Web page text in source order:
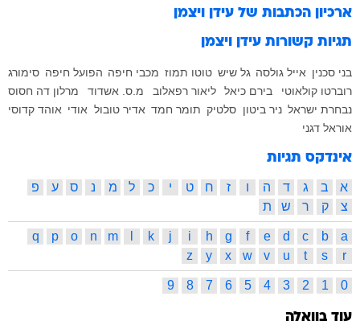
ארכיון הכתבות של עידן ויצמן
תגיות קשורות עידן ויצמן
בני סכנין אייל גולסה גל שיש טוטו תמוז מכבי חיפה הפועל חיפה סימורג
רוברטו קולאוטי
בירם כיאל ליאור רפאלוב מ.ס. אשדוד
מרלון דה חסוס
נבחרת ישראל ניר ביטון סלטיק תומר חמד אדיר טובול אודי אוהד קדוסי
אוראל דגני
אינדקס תגיות
א ב ג ד ה ו ז ח ט י כ ל מ נ ס ע
פ
צ
ק ר ש ת
a
b
c
d
e
f
g
h
i
j
k
m
n
o
p
q
r
s
t
u
v
w
x
y
z
0
1
2
3
4
5
6
7
8
9
עוד בוואלה